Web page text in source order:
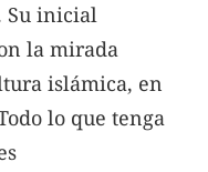
Su inicial
la mirada
islámica, en
lo que tenga